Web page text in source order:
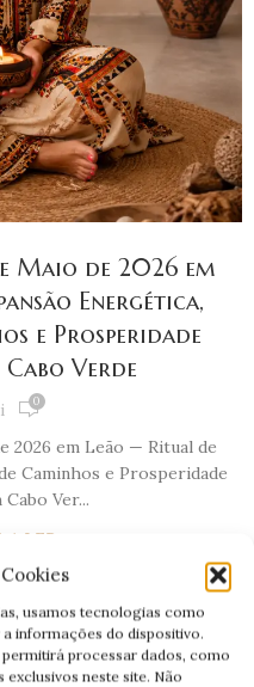
usamos tecnologias como
informações do dispositivo.
processar dados, como
neste site. Não
Maio de 2026 em
Energética,
e Prosperidade
Verde
0
2026 em Leão — Ritual de
Caminhos e Prosperidade
Ver...
A LER